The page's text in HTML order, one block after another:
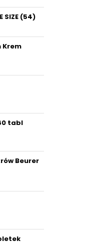
SIZE (54)
Krem
tabl
Beurer